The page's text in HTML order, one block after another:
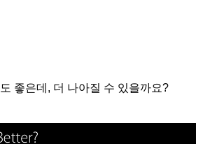
좋은데, 더 나아질 수 있을까요?